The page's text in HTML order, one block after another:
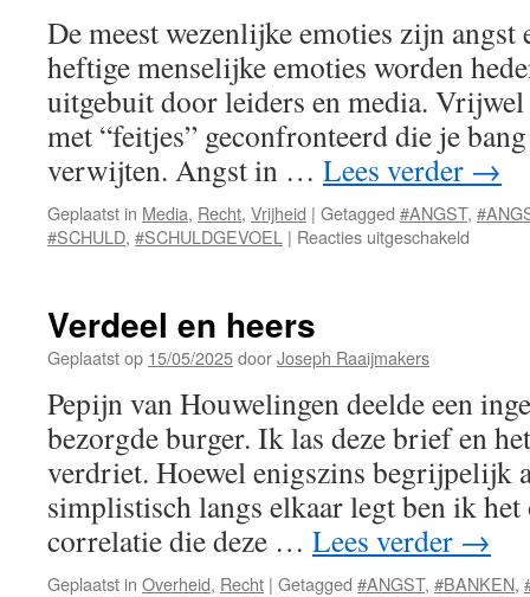
De meest wezenlijke emoties zijn angst
heftige menselijke emoties worden
uitgebuit door leiders en media.
met “feitjes” geconfronteerd die je
verwijten. Angst in … Lees verder →
Geplaatst in Media, Recht, Vrijheid | Getagged #ANGST,
#SCHULD, #SCHULDGEVOEL | Reacties uitgeschakeld
Verdeel en heers
Geplaatst op 15/05/2025doorJoseph Raaijmakers
Pepijn van Houwelingen deelde een
bezorgde burger. Ik las deze brief en
verdriet. Hoewel enigszins begrijpelijk
simplistisch langs elkaar legt ben ik het
correlatie die deze … Lees verder →
Geplaatst in Overheid, Recht | Getagged #ANGST, #BANKEN,